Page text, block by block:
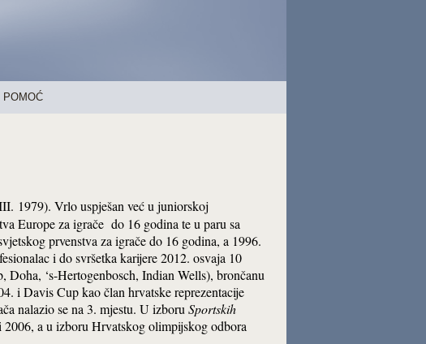
POMOĆ
1979). Vrlo uspješan već u juniorskoj
Europe za igrače do 16 godina te u paru sa
prvenstva za igrače do 16 godina, a 1996.
i do svršetka karijere 2012. osvaja 10
‘s-Hertogenbosch, Indian Wells), brončanu
i Davis Cup kao član hrvatske reprezentacije
nalazio se na 3. mjestu. U izboru Sportskih
a u izboru Hrvatskog olimpijskog odbora